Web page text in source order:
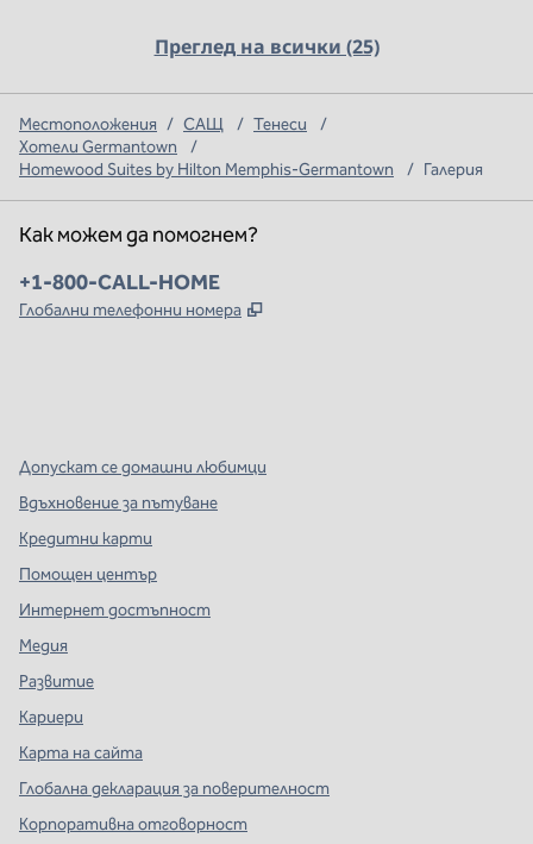
Преглед на всички (25)
Местоположения / САЩ / Тенеси
/
Хотели Germantown
/
Homewood Suites by Hilton Memphis-Germantown
/ Галерия
Как можем да помогнем?
Телефон:
+1-800-CALL-HOME
Глобални телефонни номера ,
Допускат се домашни любимци
Вдъхновение за пътуване
Кредитни карти
Помощен център
Интернет достъпност
Медия
Развитие
Кариери
Карта на сайта
Глобална декларация за поверителност
Корпоративна отговорност